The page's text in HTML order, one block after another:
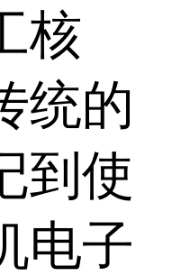
核
统的
到使
电子